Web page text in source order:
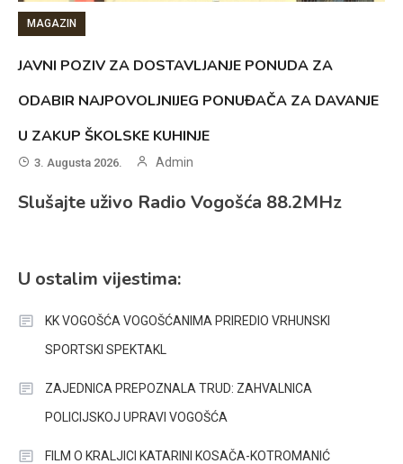
MAGAZIN
JAVNI POZIV ZA DOSTAVLJANJE PONUDA ZA
ODABIR NAJPOVOLJNIJEG PONUĐAČA ZA DAVANJE
U ZAKUP ŠKOLSKE KUHINJE
3. Augusta 2026. Admin
Slušajte uživo Radio Vogošća 88.2MHz
U ostalim vijestima:
KK VOGOŠĆA VOGOŠĆANIMA PRIREDIO VRHUNSKI
SPORTSKI SPEKTAKL
ZAJEDNICA PREPOZNALA TRUD: ZAHVALNICA
POLICIJSKOJ UPRAVI VOGOŠĆA
FILM O KRALJICI KATARINI KOSAČA-KOTROMANIĆ